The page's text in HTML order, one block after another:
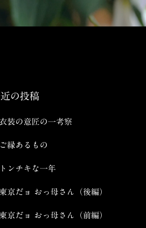
の投稿
装の意匠の一考察
縁あるもの
ンチキな一年
京だョ おっ母さん（後編）
京だョ おっ母さん（前編）